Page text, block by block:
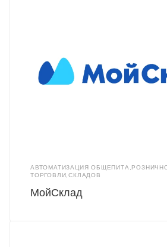
АВТОМАТИЗАЦИЯ
ТОРГОВЛИ,СКЛАДОВ
МойСклад